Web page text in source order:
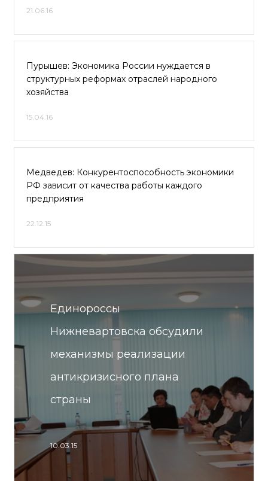
21.06.16
Пурышев: Экономика России нуждается в
структурных реформах отраслей народного
хозяйства
15.04.16
Медведев: Конкурентоспособность экономики
РФ зависит от качества работы каждого
предприятия
22.12.15
Единороссы
Нижневартовска обсудили
механизмы реализации
антикризисного плана
страны
10.03.15